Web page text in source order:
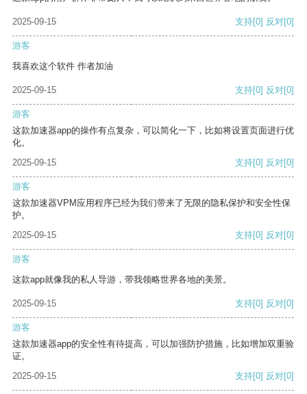
2025-09-15 支持[0] 反对[0]
游客
我喜欢这个软件 作者加油
2025-09-15 支持[0] 反对[0]
游客
这款加速器app的操作有点复杂，可以简化一下，比如将设置页面进行优
化。
2025-09-15
支持[0] 反对[0]
游客
这款加速器VPM应用程序已经为我们带来了无限的隐私保护和安全性保
护。
2025-09-15
支持[0] 反对[0]
游客
这款app就像我的私人导游，带我领略世界各地的美景。
2025-09-15 支持[0] 反对[0]
游客
这款加速器app的安全性有待提高，可以加强防护措施，比如增加双重验
证。
2025-09-15
支持[0] 反对[0]